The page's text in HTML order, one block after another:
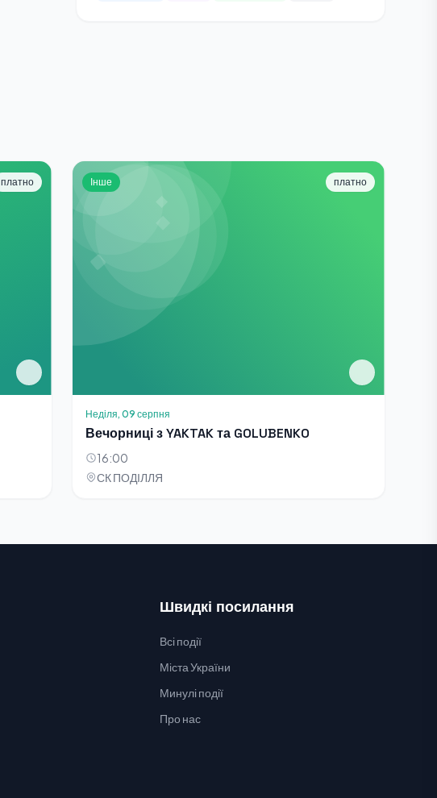
платно Інше платно
Неділя, 09 серпня
Вечорниці з YAKTAK та GOLUBENKO
16:00
СК ПОДІЛЛЯ
Швидкі посилання
Всі події
Міста України
Минулі події
Про нас